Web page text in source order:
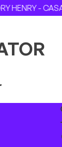
HENRY -